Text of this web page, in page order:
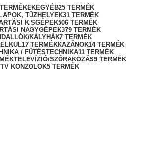
TERMÉKEKEGYÉB25 TERMÉK
TŰZHELYEK31 TERMÉK
KISGÉPEK506 TERMÉK
NAGYGÉPEK379 TERMÉK
KÁLYHÁK7 TERMÉK
17 TERMÉKKAZÁNOK14 TERMÉK
/ FŰTÉSTECHNIKA11 TERMÉK
TELEVÍZIÓ/SZÓRAKOZÁS9 TERMÉK
TV KONZOLOK5 TERMÉK